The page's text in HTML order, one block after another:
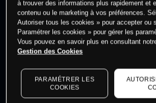
Les prix sont indicatifs.Connectez-
dernières données du marché.
à trouver des informations plus rapidement et
contenu ou le marketing à vos préférences.
Autoriser tous les cookies » pour accepter ou
Paramétrer les cookies » pour gérer les
Vous pouvez en savoir plus en consultant
Gestion des Cookies
PARAMÉTRER LES
COOKIES